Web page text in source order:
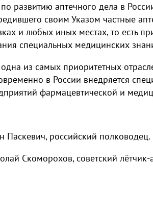
развитию аптечного дела в
своим Указом частные
и любых иных местах, то есть
специальных медицинских
из самых приоритетных
в России внедряется
фармацевтической и
Паскевич, российский полководец.
Скоморохов, советский